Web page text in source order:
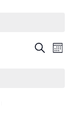
ZOEKEN